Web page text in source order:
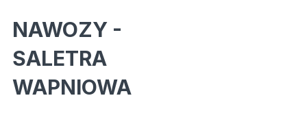
NAWOZY -
SALETRA
WAPNIOWA